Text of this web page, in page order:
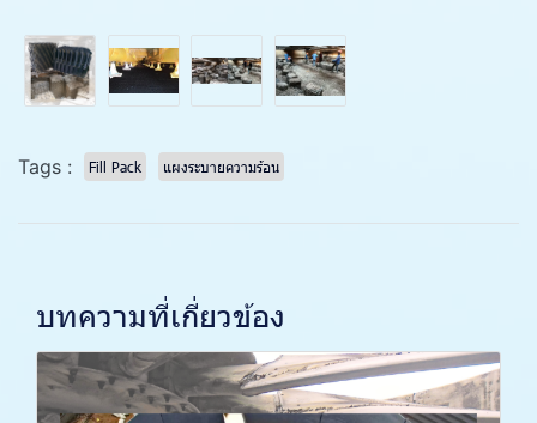
Tags : Fill Pack แผงระบายความร้อน
บทความที่เกี่ยวข้อง